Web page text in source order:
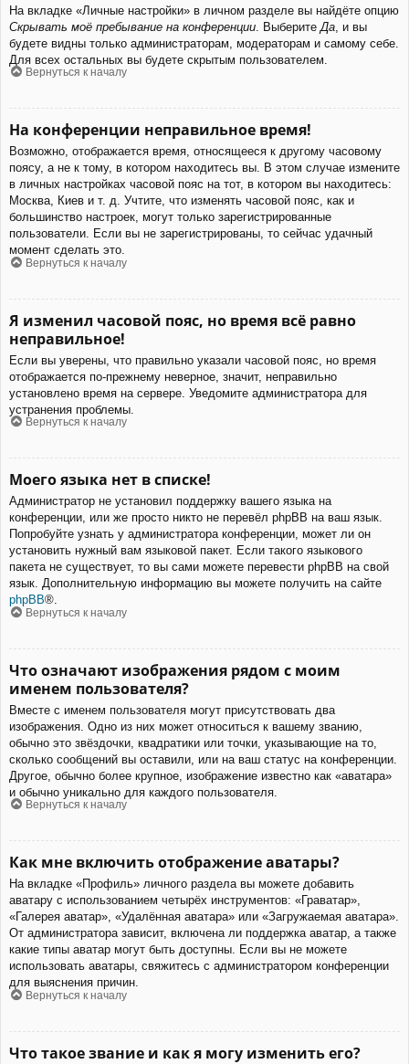
На вкладке «Личные настройки» в личном разделе вы найдёте опцию
Скрывать моё пребывание на конференции . Выберите Да , и вы
будете видны только администраторам, модераторам и самому себе.
Для всех остальных вы будете скрытым пользователем.
Вернуться к началу
На конференции неправильное время!
Возможно, отображается время, относящееся к другому часовому
поясу, а не к тому, в котором находитесь вы. В этом случае измените
в личных настройках часовой пояс на тот, в котором вы находитесь:
Москва, Киев и т. д. Учтите, что изменять часовой пояс, как и
большинство настроек, могут только зарегистрированные
пользователи. Если вы не зарегистрированы, то сейчас удачный
момент сделать это.
Вернуться к началу
Я изменил часовой пояс, но время всё равно
неправильное!
Если вы уверены, что правильно указали часовой пояс, но время
отображается по-прежнему неверное, значит, неправильно
установлено время на сервере. Уведомите администратора для
устранения проблемы.
Вернуться к началу
Моего языка нет в списке!
Администратор не установил поддержку вашего языка на
конференции, или же просто никто не перевёл phpBB на ваш язык.
Попробуйте узнать у администратора конференции, может ли он
установить нужный вам языковой пакет. Если такого языкового
пакета не существует, то вы сами можете перевести phpBB на свой
язык. Дополнительную информацию вы можете получить на сайте
phpBB®.
Вернуться к началу
Что означают изображения рядом с моим
именем пользователя?
Вместе с именем пользователя могут присутствовать два
изображения. Одно из них может относиться к вашему званию,
обычно это звёздочки, квадратики или точки, указывающие на то,
сколько сообщений вы оставили, или на ваш статус на конференции.
Другое, обычно более крупное, изображение известно как «аватара»
и обычно уникально для каждого пользователя.
Вернуться к началу
Как мне включить отображение аватары?
На вкладке «Профиль» личного раздела вы можете добавить
аватару с использованием четырёх инструментов: «Граватар»,
«Галерея аватар», «Удалённая аватара» или «Загружаемая аватара».
От администратора зависит, включена ли поддержка аватар, а также
какие типы аватар могут быть доступны. Если вы не можете
использовать аватары, свяжитесь с администратором конференции
для выяснения причин.
Вернуться к началу
Что такое звание и как я могу изменить его?